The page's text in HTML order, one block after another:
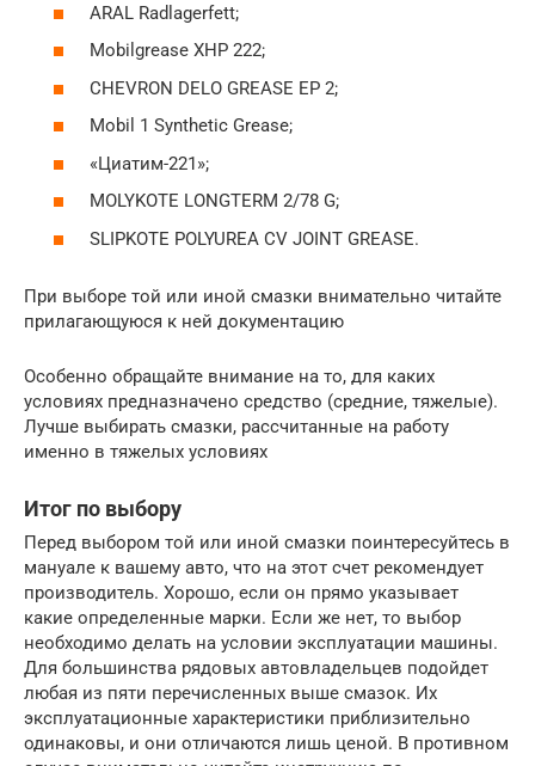
ARAL Radlagerfett;
Mobilgrease XHP 222;
CHEVRON DELO GREASE EP 2;
Mobil 1 Synthetic Grease;
«Циатим-221»;
MOLYKOTE LONGTERM 2/78 G;
SLIPKOTE POLYUREA CV JOINT GREASE.
При выборе той или иной смазки внимательно читайте
прилагающуюся к ней документацию
Особенно обращайте внимание на то, для каких
условиях предназначено средство (средние, тяжелые).
Лучше выбирать смазки, рассчитанные на работу
именно в тяжелых условиях
Итог по выбору
Перед выбором той или иной смазки поинтересуйтесь в
мануале к вашему авто, что на этот счет рекомендует
производитель. Хорошо, если он прямо указывает
какие определенные марки. Если же нет, то выбор
необходимо делать на условии эксплуатации машины.
Для большинства рядовых автовладельцев подойдет
любая из пяти перечисленных выше смазок. Их
эксплуатационные характеристики приблизительно
одинаковы, и они отличаются лишь ценой. В противном